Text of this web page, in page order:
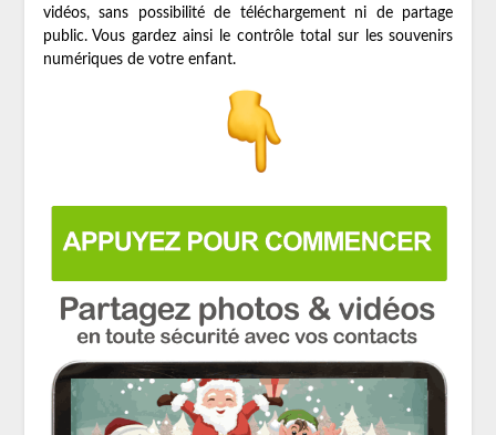
vidéos, sans possibilité de téléchargement ni de partage
public. Vous gardez ainsi le contrôle total sur les souvenirs
numériques de votre enfant.